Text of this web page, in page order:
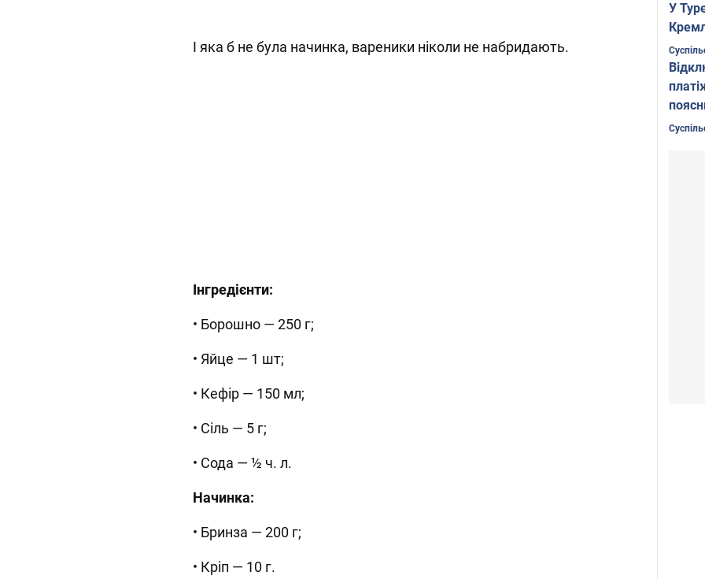
І яка б не була начинка, вареники ніколи не набридають.
Інгредієнти:
• Борошно — 250 г;
• Яйце — 1 шт;
• Кефір — 150 мл;
• Сіль — 5 г;
• Сода — ½ ч. л.
Начинка:
• Бринза — 200 г;
• Кріп — 10 г.
У